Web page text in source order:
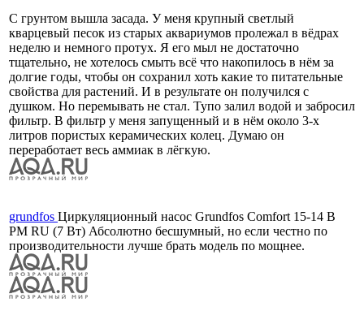
С грунтом вышла засада. У меня крупный светлый
кварцевый песок из старых аквариумов пролежал в вёдрах
неделю и немного протух. Я его мыл не достаточно
тщательно, не хотелось смыть всё что накопилось в нём за
долгие годы, чтобы он сохранил хоть какие то питательные
свойства для растений. И в результате он получился с
душком. Но перемывать не стал. Тупо залил водой и забросил
фильтр. В фильтр у меня запущенный и в нём около 3-х
литров пористых керамических колец. Думаю он
переработает весь аммиак в лёгкую.
grundfos Циркуляционный насос Grundfos Comfort 15-14 B
PM RU (7 Вт) Абсолютно бесшумный, но если честно по
производительности лучше брать модель по мощнее.